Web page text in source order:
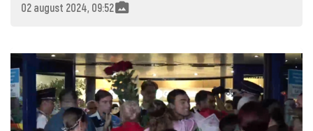
02 august 2024, 09:52